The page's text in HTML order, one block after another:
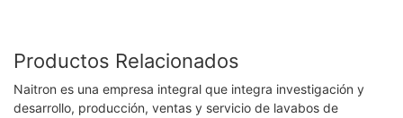
Productos Relacionados
Naitron es una empresa integral que integra investigación y
desarrollo, producción, ventas y servicio de lavabos de